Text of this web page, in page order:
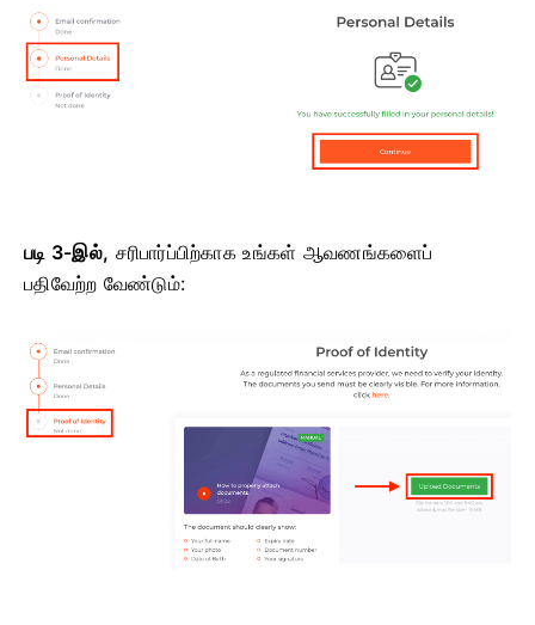
படி 3-இல், சரிபார்ப்பிற்காக உங்கள் ஆவணங்களைப்
பதிவேற்ற வேண்டும்: